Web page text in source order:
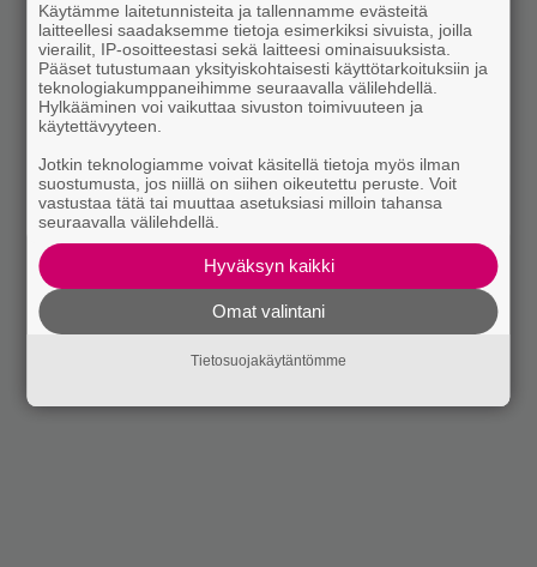
Käytämme laitetunnisteita ja tallennamme evästeitä
laitteellesi saadaksemme tietoja esimerkiksi sivuista, joilla
vierailit, IP-osoitteestasi sekä laitteesi ominaisuuksista.
Pääset tutustumaan yksityiskohtaisesti käyttötarkoituksiin ja
teknologiakumppaneihimme seuraavalla välilehdellä.
Hylkääminen voi vaikuttaa sivuston toimivuuteen ja
käytettävyyteen.
Jotkin teknologiamme voivat käsitellä tietoja myös ilman
suostumusta, jos niillä on siihen oikeutettu peruste. Voit
vastustaa tätä tai muuttaa asetuksiasi milloin tahansa
seuraavalla välilehdellä.
Hyväksyn kaikki
Omat valintani
Tietosuojakäytäntömme